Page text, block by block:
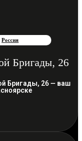
Россия
Бригады, 26
Бригады, 26 — ваш